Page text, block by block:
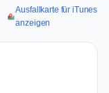
Ausfallkarte für iTunes
anzeigen